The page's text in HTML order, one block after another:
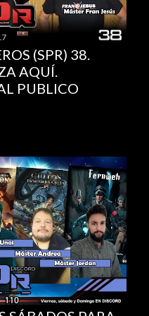
(SPR) 38.
AQUÍ.
PUBLICO